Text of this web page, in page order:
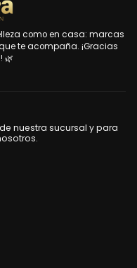
como en casa: marcas
te acompaña. ¡Gracias
🌿
nuestra sucursal y para